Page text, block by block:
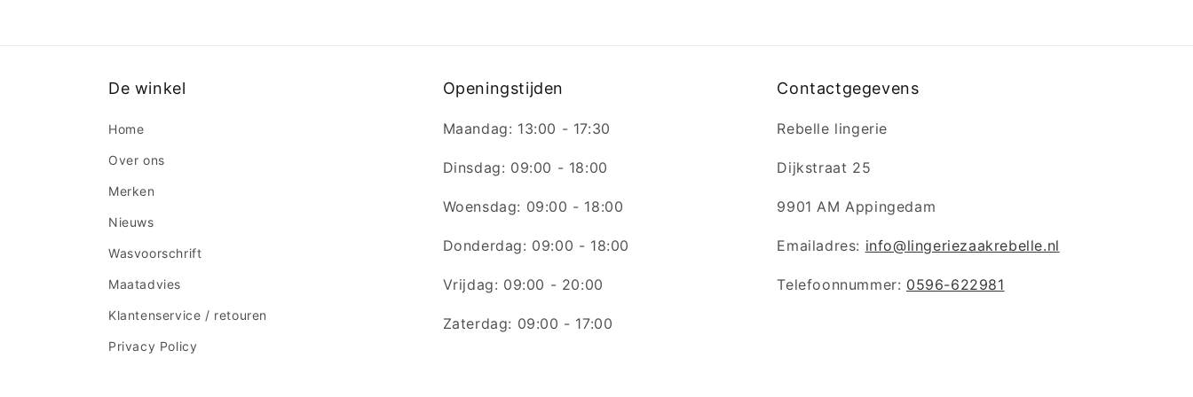
De winkel
Home
Over ons
Merken
Nieuws
Wasvoorschrift
Maatadvies
Klantenservice / retouren
Privacy Policy
Openingstijden
Maandag: 13:00 - 17:30
Dinsdag: 09:00 - 18:00
Woensdag: 09:00 - 18:00
Donderdag: 09:00 - 18:00
Vrijdag: 09:00 - 20:00
Zaterdag: 09:00 - 17:00
Contactgegevens
Rebelle lingerie
Dijkstraat 25
9901 AM Appingedam
Emailadres: info@lingeriezaakrebelle.nl
Telefoonnummer: 0596-622981